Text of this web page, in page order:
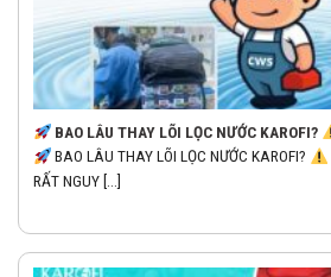
BAO LÂU THAY LÕI LỌC NƯỚC KAROFI?
BAO LÂU THAY LÕI LỌC NƯỚC KAROFI?
RẤT NGUY [...]